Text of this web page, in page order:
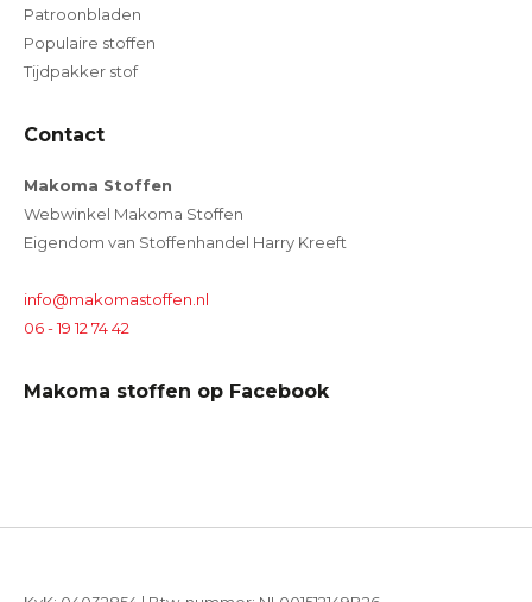
Patroonbladen
Populaire stoffen
Tijdpakker stof
Contact
Makoma Stoffen
Webwinkel Makoma Stoffen
Eigendom van Stoffenhandel Harry Kreeft
info@makomastoffen.nl
06 - 19 12 74 42
Makoma stoffen op Facebook